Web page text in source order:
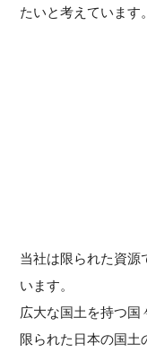
たいと考えています。
当社は限られた資源
います。
広大な国土を持つ国
限られた日本の国土